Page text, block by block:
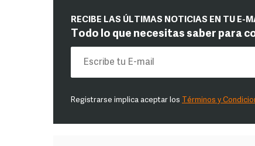
RECIBE LAS ÚLTIMAS NOTICIAS EN TU E-
Todo lo que necesitas saber para
Registrarse implica aceptar los Términos y